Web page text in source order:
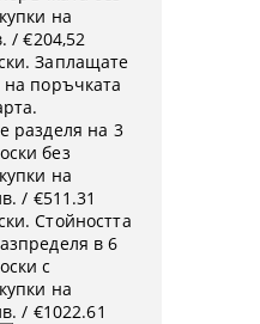
на
/ €204,52
Заплащате
на поръчката
разделя на 3
без
на
/ €511.31
Стойността
в 6
с
на
/ €1022.61